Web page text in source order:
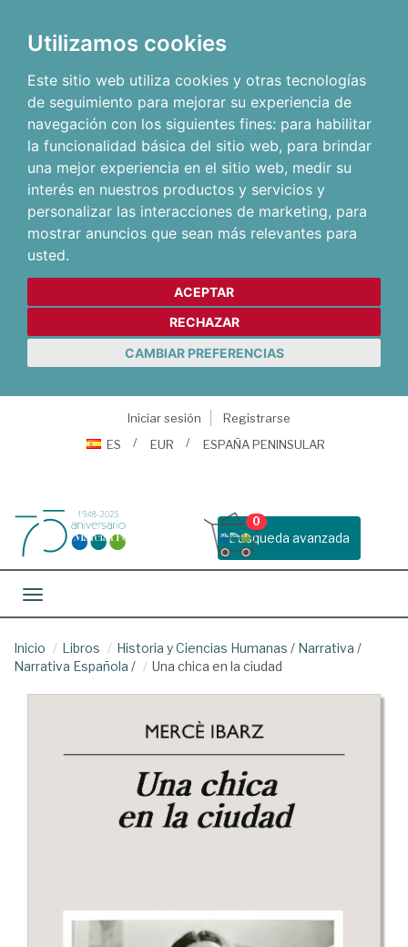
Utilizamos cookies
Este sitio web utiliza cookies y otras tecnologías
de seguimiento para mejorar su experiencia de
navegación con los siguientes fines: para habilitar
la funcionalidad básica del sitio web, para brindar
una mejor experiencia en el sitio web, medir su
interés en nuestros productos y servicios y
personalizar las interacciones de marketing, para
mostrar anuncios que sean más relevantes para
usted.
ACEPTAR
RECHAZAR
CAMBIAR PREFERENCIAS
Iniciar sesión
Registrarse
ES
EUR ESPAÑA PENINSULAR
Busqueda avanzada
0
Toggle navigation
Inicio Libros Historia y Ciencias Humanas / Narrativa /
Narrativa Española / Una chica en la ciudad